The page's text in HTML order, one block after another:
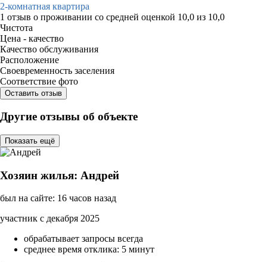
2-комнатная квартира
1 отзыв о проживании со средней оценкой 10,0 из 10,0
Чистота
Цена - качество
Качество обслуживания
Расположение
Своевременность заселения
Соответствие фото
Оставить отзыв
Другие отзывы об объекте
Показать ещё
Хозяин жилья: Андрей
был на сайте: 16 часов назад
участник с декабря 2025
обрабатывает запросы всегда
среднее время отклика: 5 минут